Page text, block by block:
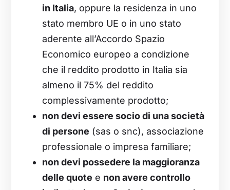
in Italia, oppure la residenza in uno
stato membro UE o in uno stato
aderente all’Accordo Spazio
Economico europeo a condizione
che il reddito prodotto in Italia sia
almeno il 75% del reddito
complessivamente prodotto;
non devi essere socio di una società
di persone (sas o snc), associazione
professionale o impresa familiare;
non devi possedere la maggioranza
delle quote e non avere controllo